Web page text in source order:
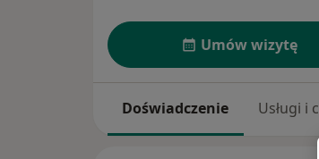
Umów wizytę
Doświadczenie Usługi i